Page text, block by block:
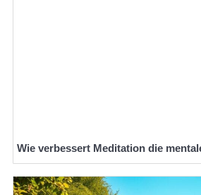
Wie verbessert Meditation die